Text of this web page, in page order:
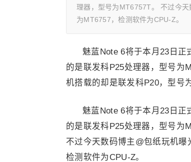
理器，型号为MT6757T。 不过今
为MT6757，检测软件为CPU-Z。
魅蓝Note 6将于本月23日
的是联发科P25处理器，型号为
机搭载的却是联发科P20，型号
魅蓝Note 6将于本月23日
的是联发科P25处理器，型号为
不过今天数码博主@包纸玩机曝
检测软件为CPU-Z。